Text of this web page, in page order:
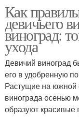
Как
девичьего
виноград:
ухода
Девичий виноград
его в удобренную
Растущие на южной
винограда осенью
образуют красивые